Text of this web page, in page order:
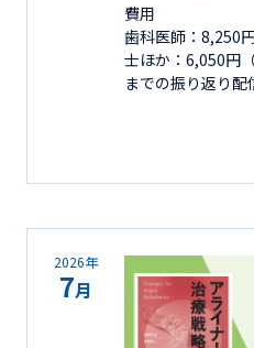
費用
歯科医師：
士ほか：6,050円
までの振り返り
2026年
7月